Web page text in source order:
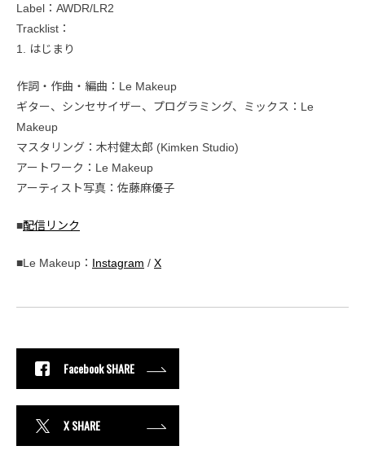
Label：AWDR/LR2
Tracklist：
1. はじまり
作詞・作曲・編曲：Le Makeup
ギター、シンセサイザー、プログラミング、ミックス：Le
Makeup
マスタリング：木村健太郎 (Kimken Studio)
アートワーク：Le Makeup
アーティスト写真：佐藤麻優子
■配信リンク
■Le Makeup： Instagram / X
Facebook SHARE
X SHARE